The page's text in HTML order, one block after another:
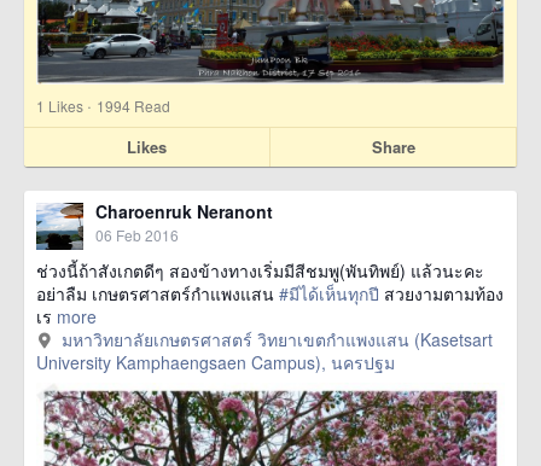
1 Likes · 1994 Read
Likes Share
Charoenruk Neranont
06 Feb 2016
ช่วงนี้ถ้าสังเกตดีๆ สองข้างทางเริ่มมีสีชมพู(พันทิพย์) แล้วนะคะ
อย่าลืม เกษตรศาสตร์กำแพงแสน #มีได้เห็นทุกปี สวยงามตามท้อง
เร more
มหาวิทยาลัยเกษตรศาสตร์ วิทยาเขตกำแพงแสน (Kasetsart
University Kamphaengsaen Campus), นครปฐม